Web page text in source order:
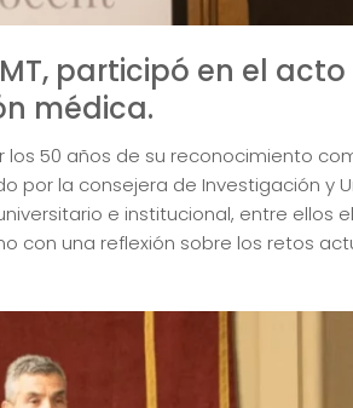
participó en el
médica.
los 50 años de su reconocimiento
la consejera de Investigación y
e institucional, entre ellos
con una reflexión sobre los retos